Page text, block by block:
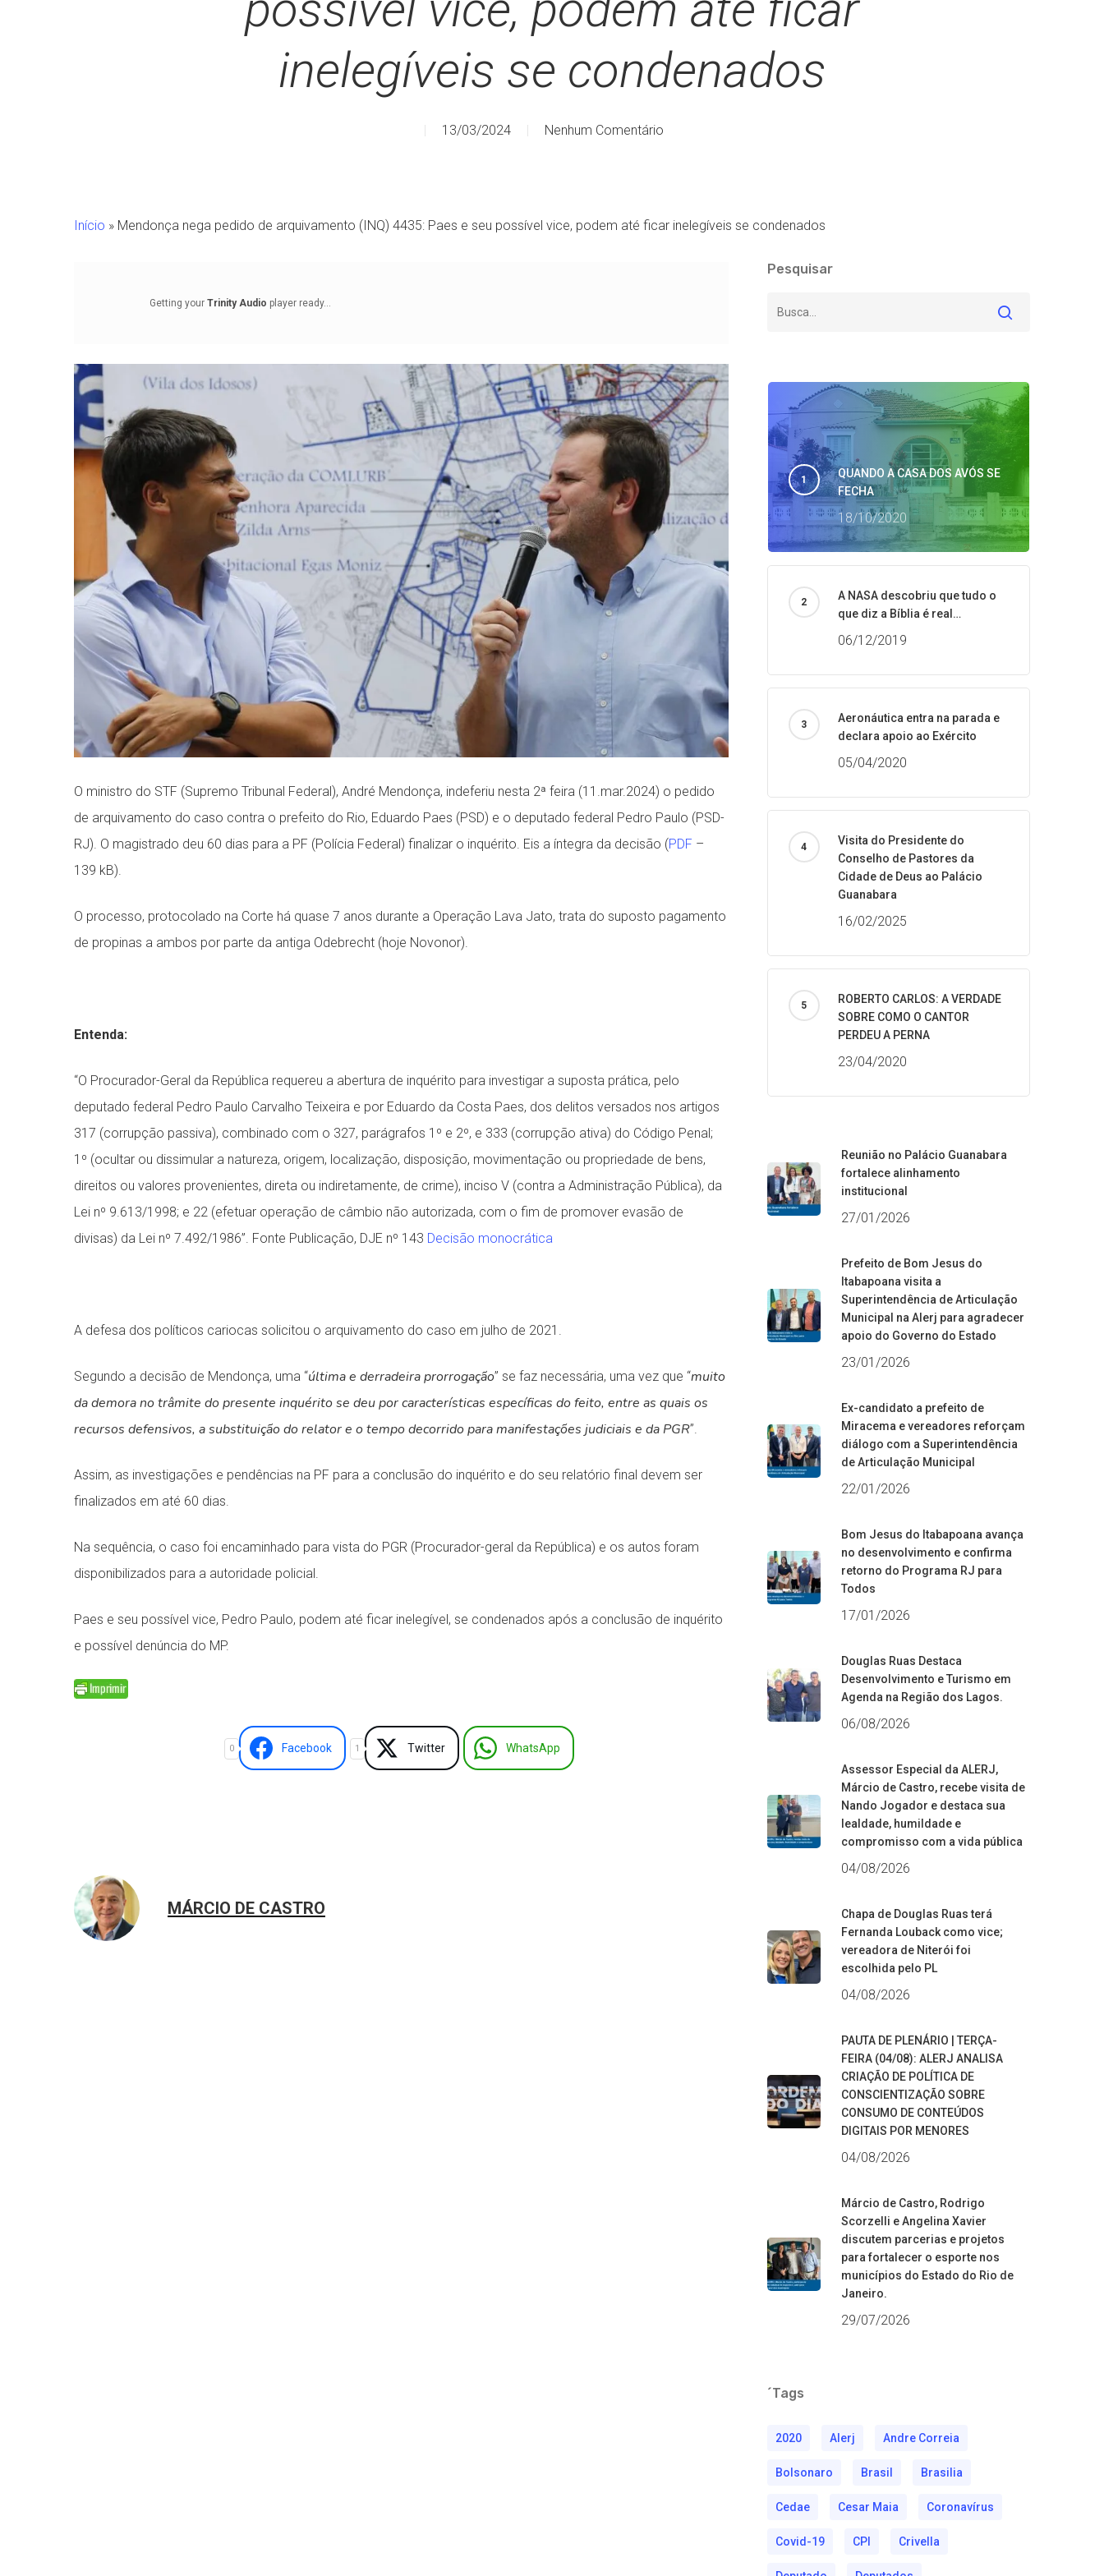
inelegíveis se condenados
13/03/2024 Nenhum Comentário
Início » Mendonça nega pedido de arquivamento (INQ) 4435: Paes e seu possível vice, podem até ficar inelegíveis se condenados
Getting your Trinity Audio player ready...
O ministro do STF (Supremo Tribunal Federal), André Mendonça, indeferiu nesta 2ª feira (11.mar.2024) o pedido
de arquivamento do caso contra o prefeito do Rio, Eduardo Paes (PSD) e o deputado federal Pedro Paulo (PSD-
RJ). O magistrado deu 60 dias para a PF (Polícia Federal) finalizar o inquérito. Eis a íntegra da decisão (PDF –
139 kB).
O processo, protocolado na Corte há quase 7 anos durante a Operação Lava Jato, trata do suposto pagamento
de propinas a ambos por parte da antiga Odebrecht (hoje Novonor).
Entenda:
“O Procurador-Geral da República requereu a abertura de inquérito para investigar a suposta prática, pelo
deputado federal Pedro Paulo Carvalho Teixeira e por Eduardo da Costa Paes, dos delitos versados nos artigos
317 (corrupção passiva), combinado com o 327, parágrafos 1º e 2º, e 333 (corrupção ativa) do Código Penal;
1º (ocultar ou dissimular a natureza, origem, localização, disposição, movimentação ou propriedade de bens,
direitos ou valores provenientes, direta ou indiretamente, de crime), inciso V (contra a Administração Pública), da
Lei nº 9.613/1998; e 22 (efetuar operação de câmbio não autorizada, com o fim de promover evasão de
divisas) da Lei nº 7.492/1986”. Fonte Publicação, DJE nº 143 Decisão monocrática
A defesa dos políticos cariocas solicitou o arquivamento do caso em julho de 2021.
Segundo a decisão de Mendonça, uma “última e derradeira prorrogação” se faz necessária, uma vez que “muito
da demora no trâmite do presente inquérito se deu por características específicas do feito, entre as quais os
recursos defensivos, a substituição do relator e o tempo decorrido para manifestações judiciais e da PGR”.
Assim, as investigações e pendências na PF para a conclusão do inquérito e do seu relatório final devem ser
finalizados em até 60 dias.
Na sequência, o caso foi encaminhado para vista do PGR (Procurador-geral da República) e os autos foram
disponibilizados para a autoridade policial.
Paes e seu possível vice, Pedro Paulo, podem até ficar inelegível, se condenados após a conclusão de inquérito
e possível denúncia do MP.
0 Facebook 1 Twitter WhatsApp
MÁRCIO DE CASTRO
Pesquisar
QUANDO A CASA DOS AVÓS SE
FECHA
18/10/2020
A NASA descobriu que tudo o
que diz a Bíblia é real…
06/12/2019
Aeronáutica entra na parada e
declara apoio ao Exército
05/04/2020
Visita do Presidente do
Conselho de Pastores da
Cidade de Deus ao Palácio
Guanabara
16/02/2025
ROBERTO CARLOS: A VERDADE
SOBRE COMO O CANTOR
PERDEU A PERNA
23/04/2020
Reunião no Palácio Guanabara
fortalece alinhamento
institucional
27/01/2026
Prefeito de Bom Jesus do
Itabapoana visita a
Superintendência de Articulação
Municipal na Alerj para agradecer
apoio do Governo do Estado
23/01/2026
Ex-candidato a prefeito de
Miracema e vereadores reforçam
diálogo com a Superintendência
de Articulação Municipal
22/01/2026
Bom Jesus do Itabapoana avança
no desenvolvimento e confirma
retorno do Programa RJ para
Todos
17/01/2026
Douglas Ruas Destaca
Desenvolvimento e Turismo em
Agenda na Região dos Lagos.
06/08/2026
Assessor Especial da ALERJ,
Márcio de Castro, recebe visita de
Nando Jogador e destaca sua
lealdade, humildade e
compromisso com a vida pública
04/08/2026
Chapa de Douglas Ruas terá
Fernanda Louback como vice;
vereadora de Niterói foi
escolhida pelo PL
04/08/2026
PAUTA DE PLENÁRIO | TERÇA-
FEIRA (04/08): ALERJ ANALISA
CRIAÇÃO DE POLÍTICA DE
CONSCIENTIZAÇÃO SOBRE
CONSUMO DE CONTEÚDOS
DIGITAIS POR MENORES
04/08/2026
Márcio de Castro, Rodrigo
Scorzelli e Angelina Xavier
discutem parcerias e projetos
para fortalecer o esporte nos
municípios do Estado do Rio de
Janeiro.
29/07/2026
´Tags
2020 Alerj Andre Correia
Bolsonaro Brasil Brasilia
Cedae Cesar Maia Coronavírus
Covid-19 CPI Crivella